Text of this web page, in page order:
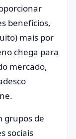
benefícios,
mais por
chega para
mercado,
grupos de
sociais